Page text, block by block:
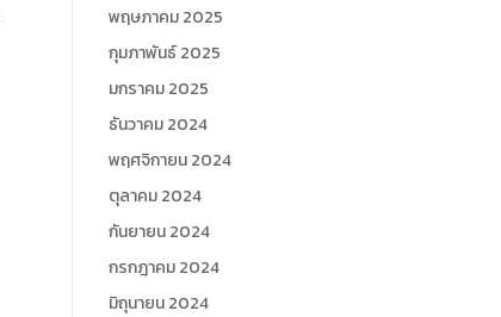
พฤษภาคม 2025
กุมภาพันธ์ 2025
มกราคม 2025
ธันวาคม 2024
พฤศจิกายน 2024
ตุลาคม 2024
กันยายน 2024
กรกฎาคม 2024
มิถุนายน 2024